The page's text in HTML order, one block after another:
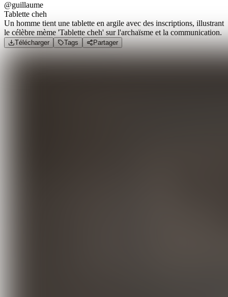
@guillaume
Tablette cheh
Un homme tient une tablette en argile avec des inscriptions, illustrant
le célèbre mème 'Tablette cheh' sur l'archaïsme et la communication.
Télécharger Tags Partager